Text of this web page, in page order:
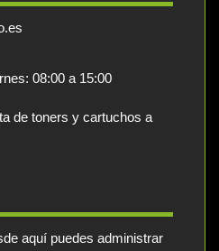
08:00 a 15:00
de toners y cartuchos a
aquí puedes administrar